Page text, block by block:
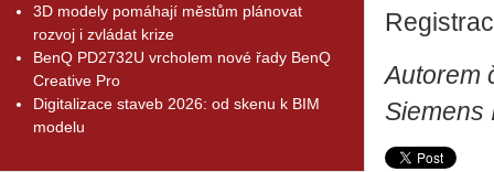
3D modely pomáhají městům plánovat
rozvoj i zvládat krize
BenQ PD2732U vrcholem nové řady BenQ
Creative Pro
Digitalizace staveb 2026: od skenu k BIM
modelu
Autorem
Siemens